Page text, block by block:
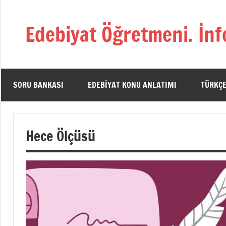
Edebiyat Öğretmeni.
Türkçe,
Dili
ve
Sitesi
SORU BANKASI EDEBIYAT KONU ANLATIMI
Hece Ölçüsü